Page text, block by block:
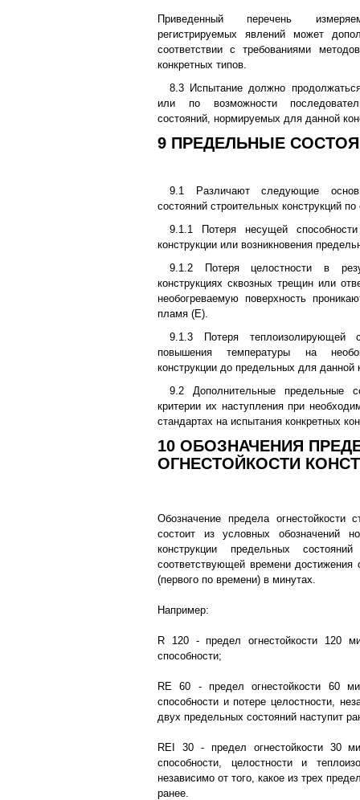
Приведенный перечень
регистрируемых явлений может
соответствии с требованиями
конкретных типов.
8.3 Испытание должно
или по возможности
состояний, нормируемых для данной
9 ПРЕДЕЛЬНЫЕ
9.1 Различают следующие
состояний строительных конструкций по
9.1.1 Потеря несущей
конструкции или возникновения
9.1.2 Потеря целостности в
конструкциях сквозных трещин или
необогреваемую поверхность
пламя (E).
9.1.3 Потеря теплоизолирующей
повышения температуры на
конструкции до предельных для данной
9.2 Дополнительные предельные
критерии их наступления при
стандартах на испытания конкретных
10 ОБОЗНАЧЕНИЯ
ОГНЕСТОЙКОСТИ
Обозначение предела огнестойкости
состоит из условных обозначений
конструкции предельных
соответствующей времени достижения
(первого по времени) в минутах.
Например:
R 120 - предел огнестойкости 120
способности;
RE 60 - предел огнестойкости 60
способности и потере целостности,
двух предельных состояний наступит
REI 30 - предел огнестойкости 30
способности, целостности и
независимо от того, какое из трех
ранее.